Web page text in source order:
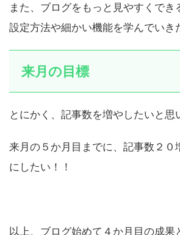
また、ブログをもっと見やすくでき
設定方法や細かい機能を学んでいき
来月の目標
とにかく、記事数を増やしたいと思
来月の５か月目までに、記事数２０
にしたい！！
以上、ブログ始めて４か月目の成果